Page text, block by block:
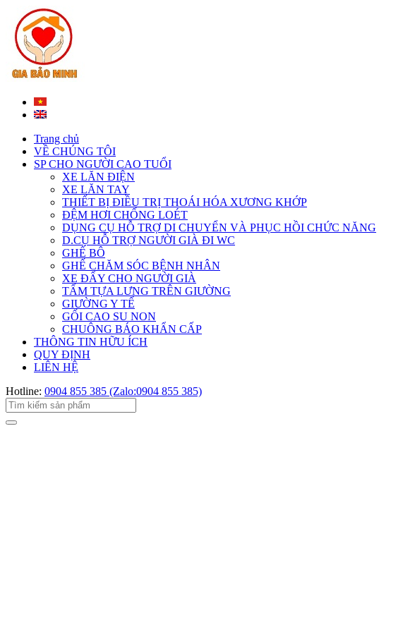
Trang chủ
VỀ CHÚNG TÔI
SP CHO NGƯỜI CAO TUỔI
XE LĂN ĐIỆN
XE LĂN TAY
THIẾT BỊ ĐIỀU TRỊ THOÁI HÓA XƯƠNG KHỚP
ĐỆM HƠI CHỐNG LOÉT
DỤNG CỤ HỖ TRỢ DI CHUYỂN VÀ PHỤC HỒI CHỨC NĂNG
D.CỤ HỖ TRỢ NGƯỜI GIÀ ĐI WC
GHẾ BÔ
GHẾ CHĂM SÓC BỆNH NHÂN
XE ĐẨY CHO NGƯỜI GIÀ
TẤM TỰA LƯNG TRÊN GIƯỜNG
GIƯỜNG Y TẾ
GỐI CAO SU NON
CHUÔNG BÁO KHẨN CẤP
THÔNG TIN HỮU ÍCH
QUY ĐỊNH
LIÊN HỆ
Hotline: 0904 855 385 (Zalo:0904 855 385)